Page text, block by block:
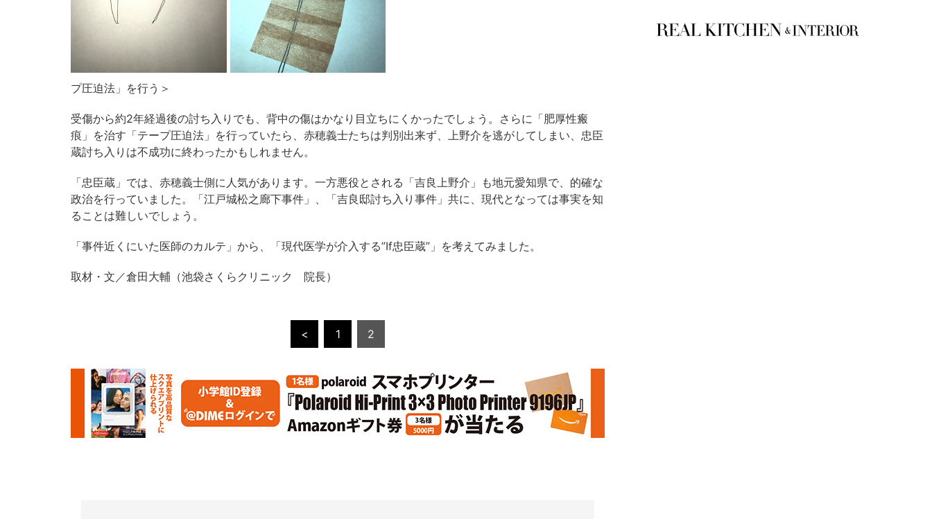
プ圧迫法」を行う＞
受傷から約2年経過後の討ち入りでも、背中の傷はかなり目立ちにくかったでしょう。さらに「肥厚性瘢
痕」を治す「テープ圧迫法」を行っていたら、赤穂義士たちは判別出来ず、上野介を逃がしてしまい、忠臣
蔵討ち入りは不成功に終わったかもしれません。
「忠臣蔵」では、赤穂義士側に人気があります。一方悪役とされる「吉良上野介」も地元愛知県で、的確な
政治を行っていました。「江戸城松之廊下事件」、「吉良邸討ち入り事件」共に、現代となっては事実を知
ることは難しいでしょう。
「事件近くにいた医師のカルテ」から、「現代医学が介入する”If忠臣蔵”」を考えてみました。
取材・文／倉田大輔（池袋さくらクリニック 院長）
< 1 2